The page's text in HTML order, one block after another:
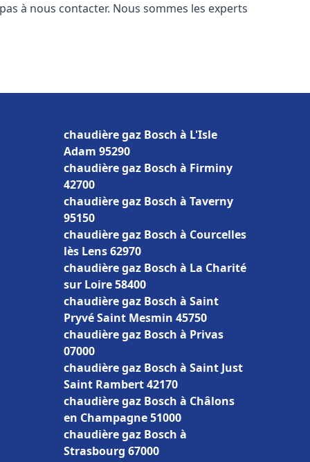
à nous contacter. Nous sommes les experts
chaudière gaz Bosch à L'Isle
Adam 95290
chaudière gaz Bosch à Firminy
42700
chaudière gaz Bosch à Taverny
95150
chaudière gaz Bosch à Courcelles
lès Lens 62970
chaudière gaz Bosch à La Charité
sur Loire 58400
chaudière gaz Bosch à Saint
Pryvé Saint Mesmin 45750
chaudière gaz Bosch à Privas
07000
chaudière gaz Bosch à Saint Just
Saint Rambert 42170
chaudière gaz Bosch à Châlons
en Champagne 51000
chaudière gaz Bosch à
Strasbourg 67000